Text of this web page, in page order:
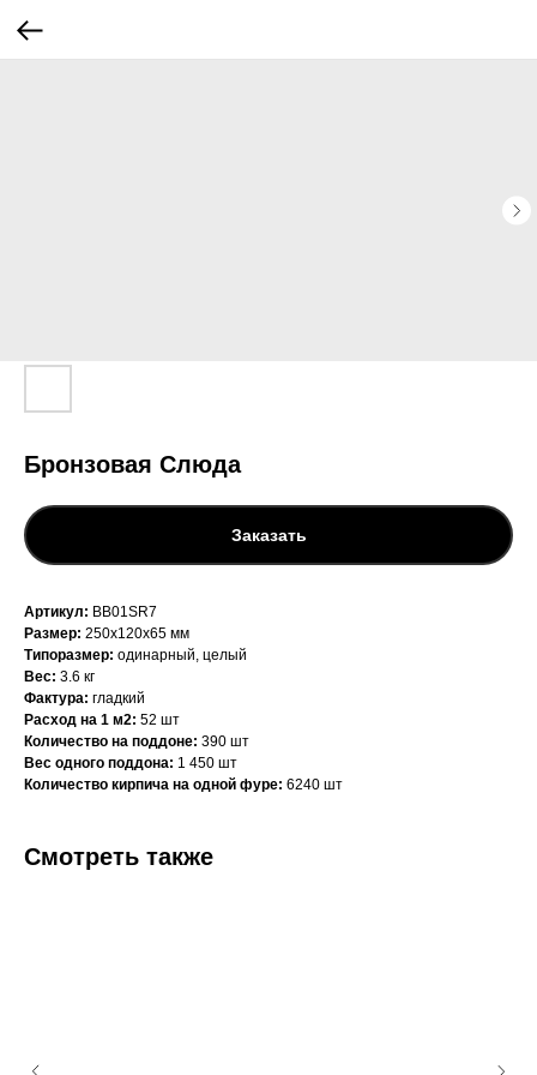
Бронзовая Слюда
Заказать
Артикул: BB01SR7
Размер: 250х120х65 мм
Типоразмер: одинарный, целый
Вес: 3.6 кг
Фактура: гладкий
Расход на 1 м2: 52 шт
Количество на поддоне: 390 шт
Вес одного поддона: 1 450 шт
Количество кирпича на одной фуре: 6240 шт
Смотреть также